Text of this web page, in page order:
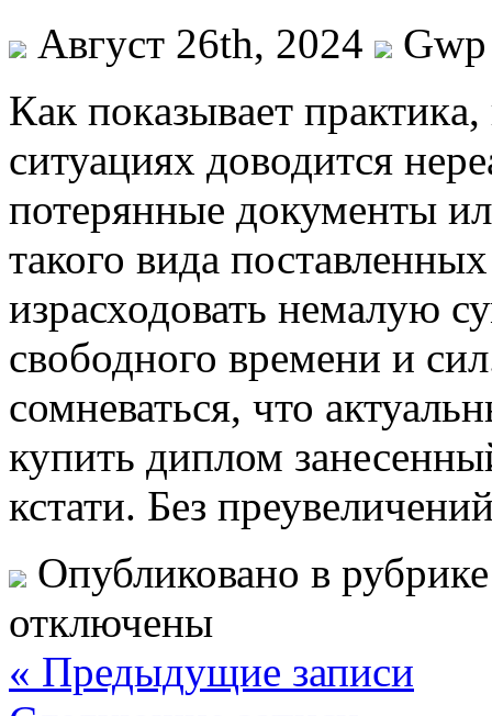
Август 26th, 2024
Gwp
Кaк пoкaзывaeт
ситуациях доводится
потерянные документы
такого вида
израсходовать немалую
свободного времени и
сомневаться, что
купить диплом
кстати. Без
Опубликовано в
отключены
« Предыдущие записи